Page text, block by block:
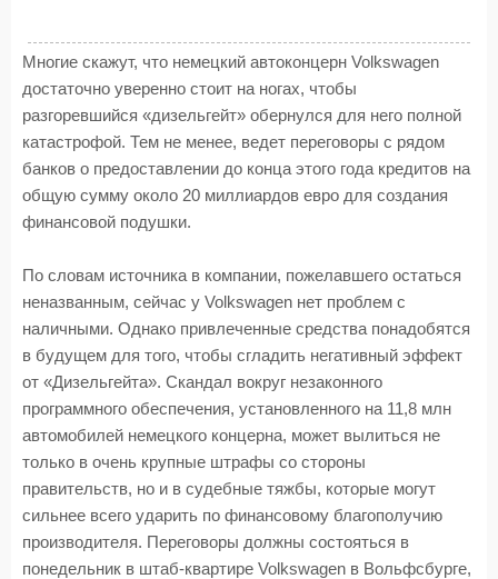
Многие скажут, что немецкий автоконцерн Volkswagen
достаточно уверенно стоит на ногах, чтобы
разгоревшийся «дизельгейт» обернулся для него полной
катастрофой. Тем не менее, ведет переговоры с рядом
банков о предоставлении до конца этого года кредитов на
общую сумму около 20 миллиардов евро для создания
финансовой подушки.
По словам источника в компании, пожелавшего остаться
неназванным, сейчас у Volkswagen нет проблем с
наличными. Однако привлеченные средства понадобятся
в будущем для того, чтобы сгладить негативный эффект
от «Дизельгейта». Скандал вокруг незаконного
программного обеспечения, установленного на 11,8 млн
автомобилей немецкого концерна, может вылиться не
только в очень крупные штрафы со стороны
правительств, но и в судебные тяжбы, которые могут
сильнее всего ударить по финансовому благополучию
производителя. Переговоры должны состояться в
понедельник в штаб-квартире Volkswagen в Вольфсбурге,